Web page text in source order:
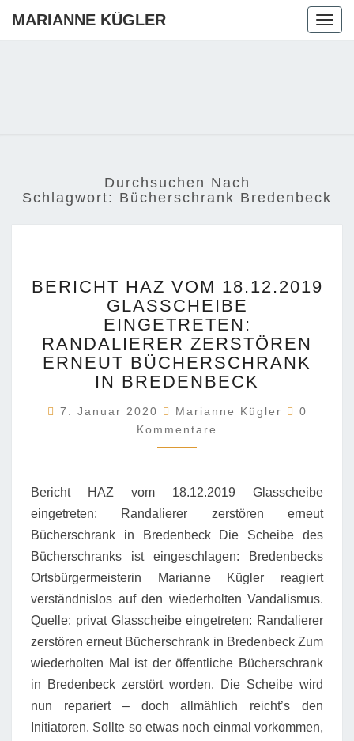
MARIANNE KÜGLER
Durchsuchen Nach
Schlagwort: Bücherschrank Bredenbeck
HAZ
VOM
18.12.2019
GLASSCHEIBE
EINGETRETEN:
RANDALIERER
ZERSTÖREN
ERNEUT
BÜCHERSCHRANK
BERICHT HAZ VOM 18.12.2019
GLASSCHEIBE
EINGETRETEN:
RANDALIERER ZERSTÖREN
ERNEUT BÜCHERSCHRANK
IN BREDENBECK
7. Januar 2020 Marianne Kügler
0
Kommentare
Bericht HAZ vom 18.12.2019 Glasscheibe
eingetreten: Randalierer zerstören erneut
Bücherschrank in Bredenbeck Die Scheibe des
Bücherschranks ist eingeschlagen: Bredenbecks
Ortsbürgermeisterin Marianne Kügler reagiert
verständnislos auf den wiederholten Vandalismus.
Quelle: privat Glasscheibe eingetreten: Randalierer
zerstören erneut Bücherschrank in Bredenbeck Zum
wiederholten Mal ist der öffentliche Bücherschrank
in Bredenbeck zerstört worden. Die Scheibe wird
nun repariert – doch allmählich reicht’s den
Initiatoren. Sollte so etwas noch einmal vorkommen,